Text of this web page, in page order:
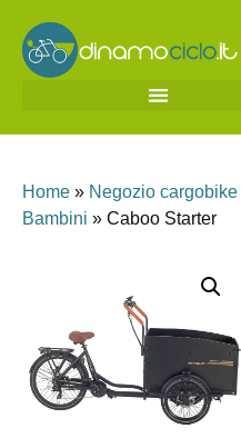
Home » Negozio cargobike
Bambini » Caboo Starter